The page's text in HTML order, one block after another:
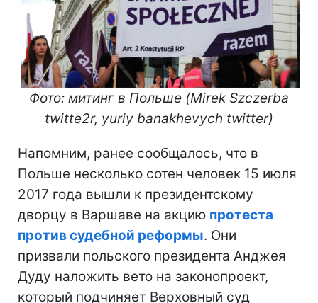
Фото: митинг в Польше (Mirek Szczerba
twitte2r, yuriy banakhevych twitter)
Напомним, ранее сообщалось, что в
Польше несколько сотен человек 15 июля
2017 года вышли к президентскому
дворцу в Варшаве на акцию протеста
против судебной реформы. Они
призвали польского президента Анджея
Дуду наложить вето на законопроект,
который подчиняет Верховный суд